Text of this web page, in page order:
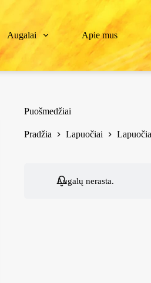
Augalai Apie mus
Puošmedžiai
Pradžia Lapuočiai
Augalų nerasta.